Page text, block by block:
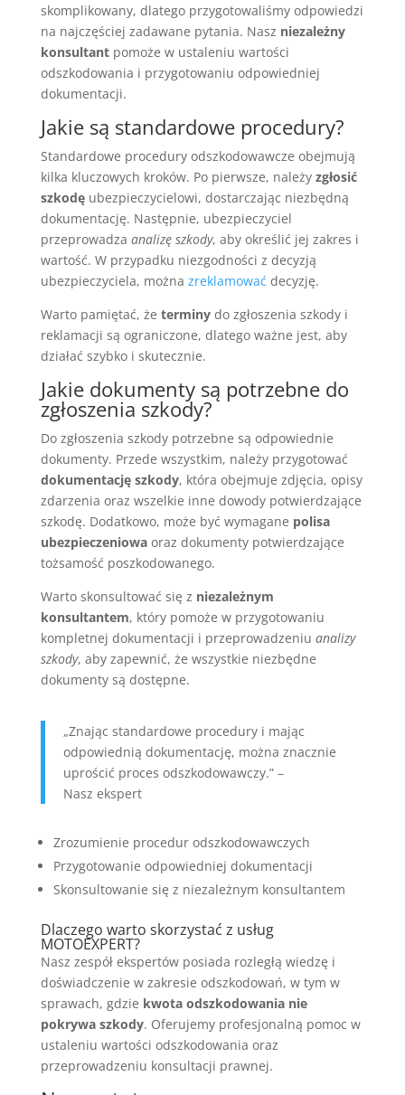
skomplikowany, dlatego przygotowaliśmy odpowiedzi
na najczęściej zadawane pytania. Nasz niezależny
konsultantpomoże w ustaleniu wartości
odszkodowania i przygotowaniu odpowiedniej
dokumentacji.
Jakie są standardowe procedury?
Standardowe procedury odszkodowawcze obejmują
kilka kluczowych kroków. Po pierwsze, należy zgłosić
szkodęubezpieczycielowi, dostarczając niezbędną
dokumentację. Następnie, ubezpieczyciel
przeprowadza analizę szkody, aby określić jej zakres i
wartość. W przypadku niezgodności z decyzją
ubezpieczyciela, można zreklamować decyzję.
Warto pamiętać, że terminydo zgłoszenia szkody i
reklamacji są ograniczone, dlatego ważne jest, aby
działać szybko i skutecznie.
Jakie dokumenty są potrzebne do
zgłoszenia szkody?
Do zgłoszenia szkody potrzebne są odpowiednie
dokumenty. Przede wszystkim, należy przygotować
dokumentację szkody, która obejmuje zdjęcia, opisy
zdarzenia oraz wszelkie inne dowody potwierdzające
szkodę. Dodatkowo, może być wymagane polisa
ubezpieczeniowaoraz dokumenty potwierdzające
tożsamość poszkodowanego.
Warto skonsultować się z niezależnym
konsultantem, który pomoże w przygotowaniu
kompletnej dokumentacji i przeprowadzeniu analizy
szkody, aby zapewnić, że wszystkie niezbędne
dokumenty są dostępne.
„Znając standardowe procedury i mając
odpowiednią dokumentację, można znacznie
uprościć proces odszkodowawczy.” –
Nasz ekspert
Zrozumienie procedur odszkodowawczych
Przygotowanie odpowiedniej dokumentacji
Skonsultowanie się z niezależnym konsultantem
Dlaczego warto skorzystać z usług
MOTOEXPERT?
Nasz zespół ekspertów posiada rozległą wiedzę i
doświadczenie w zakresie odszkodowań, w tym w
sprawach, gdzie kwota odszkodowania nie
pokrywa szkody. Oferujemy profesjonalną pomoc w
ustaleniu wartości odszkodowania oraz
przeprowadzeniu konsultacji prawnej.